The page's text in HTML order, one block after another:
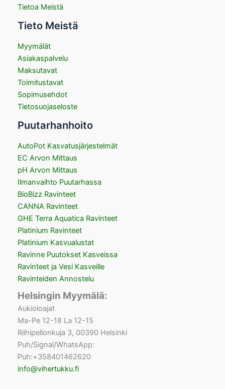
Tietoa Meistä
Tieto Meistä
Myymälät
Asiakaspalvelu
Maksutavat
Toimitustavat
Sopimusehdot
Tietosuojaseloste
Puutarhanhoito
AutoPot Kasvatusjärjestelmät
EC Arvon Mittaus
pH Arvon Mittaus
Ilmanvaihto Puutarhassa
BioBizz Ravinteet
CANNA Ravinteet
GHE Terra Aquatica Ravinteet
Platinium Ravinteet
Platinium Kasvualustat
Ravinne Puutokset Kasveissa
Ravinteet ja Vesi Kasveille
Ravinteiden Annostelu
Helsingin Myymälä:
Aukioloajat
Ma-Pe 12-18 La 12-15
Riihipellonkuja 3, 00390 Helsinki
Puh/Signal/WhatsApp:
Puh:+358401462620
info@vihertukku.fi